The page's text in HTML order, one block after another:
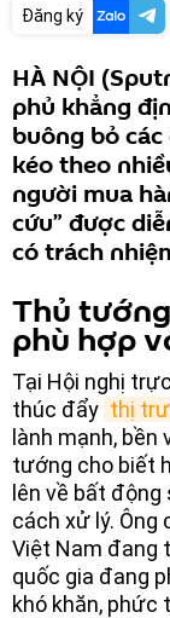
Đăng ký
HÀ NỘI
phủ khẳng
buông bỏ
kéo theo
người mua
cứu” được
có trách
Thủ
phù hợp
Tại Hội nghị
thúc đẩy thị
lành mạnh, bền
tướng cho biết
lên về bất động
cách xử lý.
Việt Nam đang
quốc gia đang
khó khăn, phức